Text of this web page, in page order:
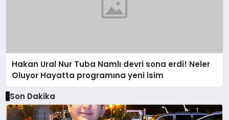
Hakan Ural Nur Tuba Namlı devri sona erdi! Neler
Oluyor Hayatta programına yeni isim
Son Dakika